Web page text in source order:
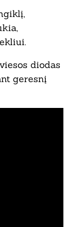
diodas
geresnį